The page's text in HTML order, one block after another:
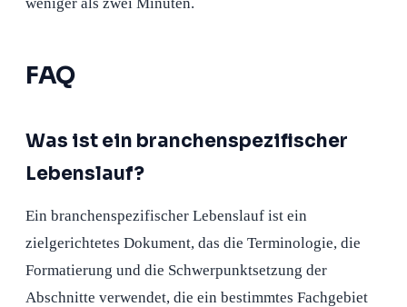
FAQ
Was ist ein branchenspezifischer
Lebenslauf?
Ein branchenspezifischer Lebenslauf ist ein
zielgerichtetes Dokument, das die Terminologie, die
Formatierung und die Schwerpunktsetzung der
Abschnitte verwendet, die ein bestimmtes Fachgebiet